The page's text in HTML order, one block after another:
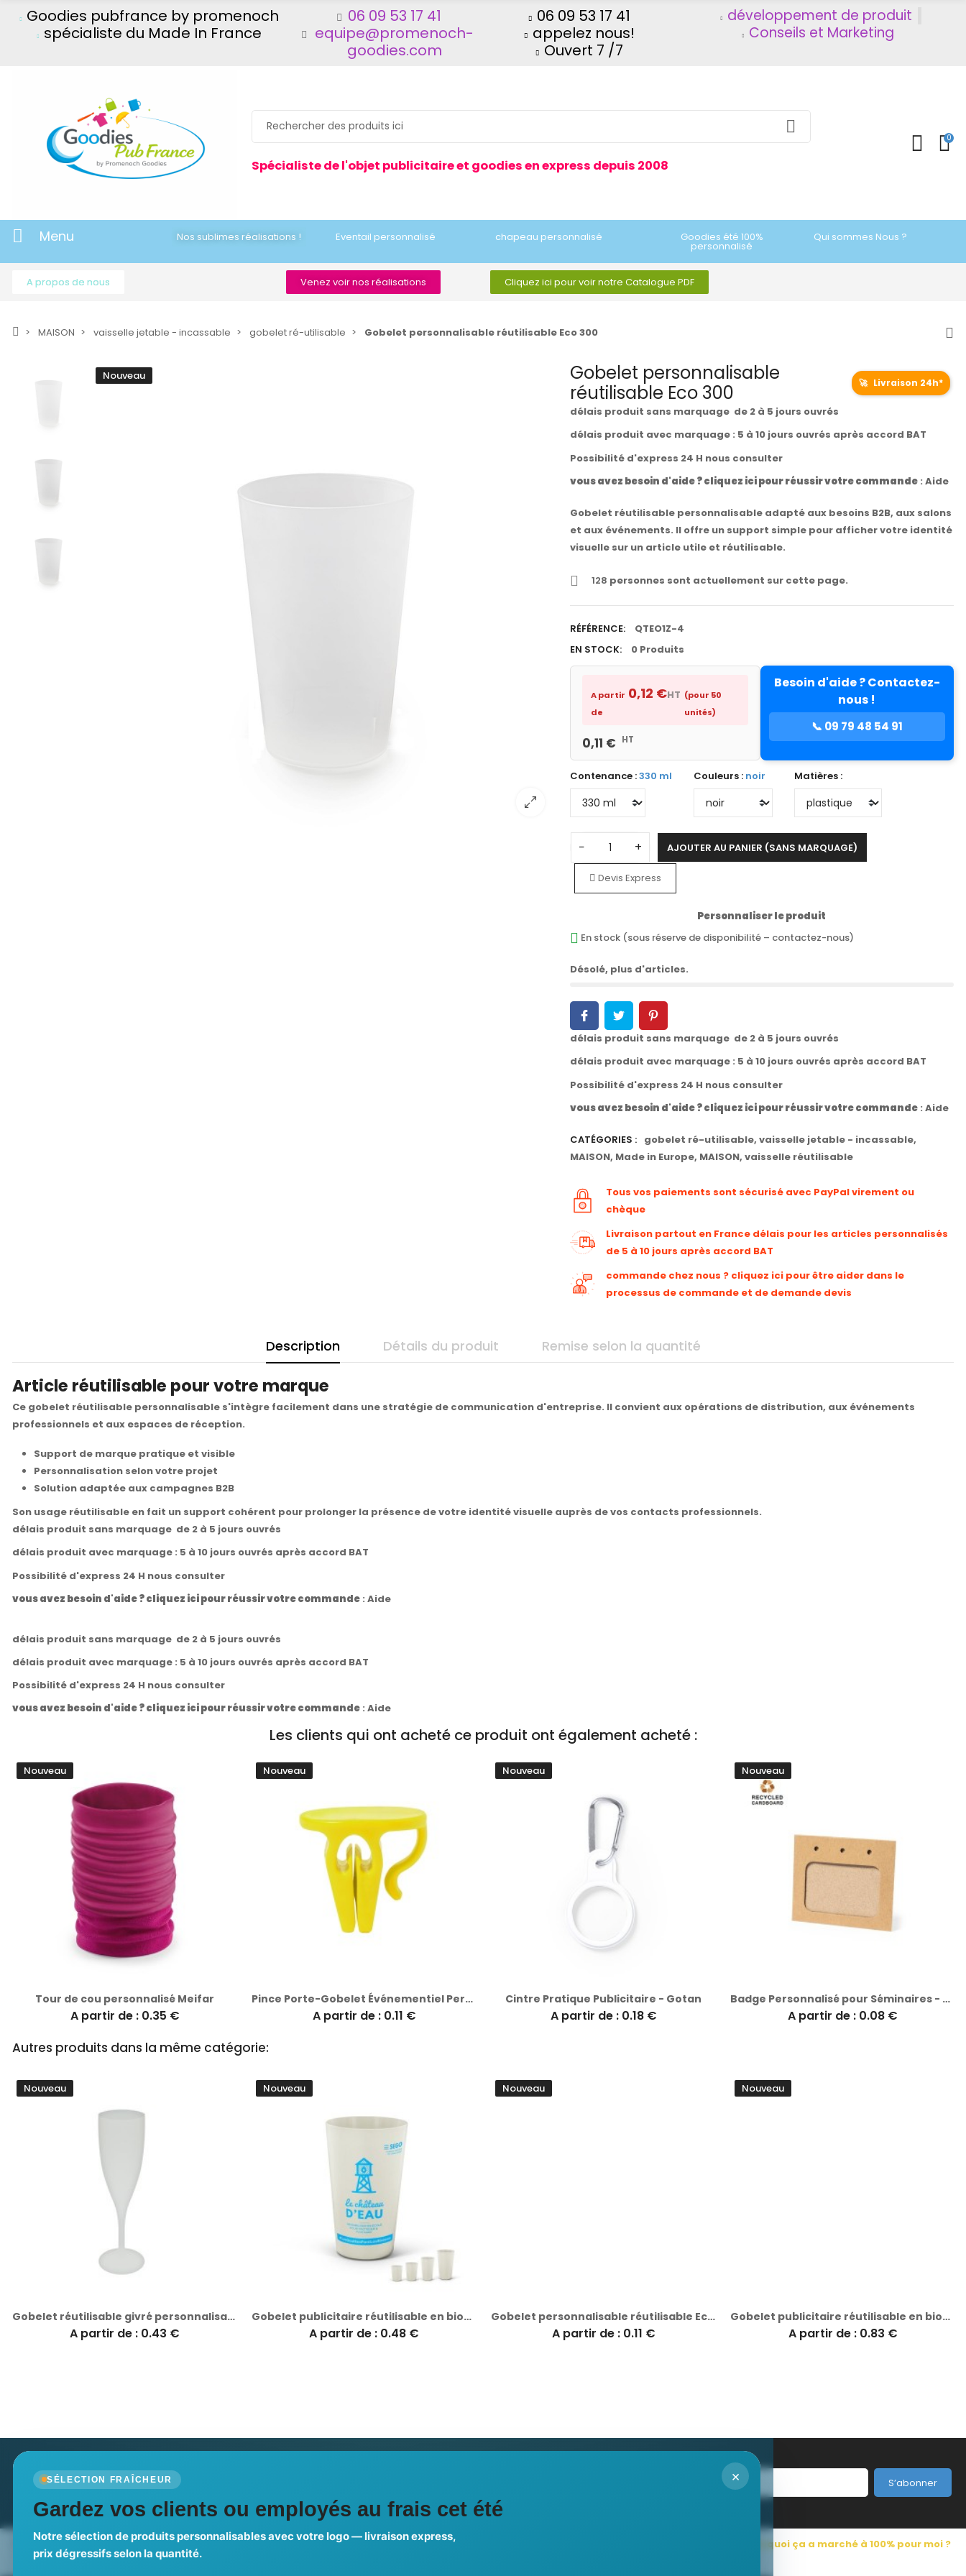
Goodies pubfrance by promenoch
spécialiste du Made In France
06 09 53 17 41
equipe@promenoch-
goodies.com
06 09 53 17 41
appelez nous!
Ouvert 7 /7
développement de produit
Conseils et Marketing
Spécialiste de l'objet publicitaire et goodies en express depuis 2008
0
Menu Nos sublimes réalisations ! Eventail personnalisé chapeau personnalisé Goodies été 100%
personnalisé
Qui sommes Nous ?
A propos de nous Venez voir nos réalisations Cliquez ici pour voir notre Catalogue PDF
MAISON vaisselle jetable - incassable gobelet ré-utilisable Gobelet personnalisable réutilisable Eco 300
Nouveau
Gobelet personnalisable
réutilisable Eco 300
🚀 Livraison 24h*
délais produit sans marquage de 2 à 5 jours ouvrés
délais produit avec marquage : 5 à 10 jours ouvrés après accord BAT
Possibilité d'express 24 H nous consulter
vous avez besoin d'aide ? cliquez ici pour réussir votre commande: Aide
Gobelet réutilisable personnalisable adapté aux besoins B2B, aux salons
et aux événements. Il offre un support simple pour afficher votre identité
visuelle sur un article utile et réutilisable.
128 personnes sont actuellement sur cette page.
RÉFÉRENCE:
QTEO1Z-4
EN STOCK:
0 Produits
A partir
de
0,12 €HT (pour 50
unités)
0,11 € HT
Besoin d'aide ? Contactez-
nous !
📞 09 79 48 54 91
Contenance :330 ml Couleurs : noir Matières :
− + AJOUTER AU PANIER (SANS MARQUAGE)
Devis Express
Personnaliser le produit
En stock (sous réserve de disponibilité – contactez-nous)
Désolé, plus d'articles.
délais produit sans marquage de 2 à 5 jours ouvrés
délais produit avec marquage : 5 à 10 jours ouvrés après accord BAT
Possibilité d'express 24 H nous consulter
vous avez besoin d'aide ? cliquez ici pour réussir votre commande: Aide
CATÉGORIES : gobelet ré-utilisable, vaisselle jetable - incassable,
MAISON, Made in Europe, MAISON, vaisselle réutilisable
Tous vos paiements sont sécurisé avec PayPal virement ou
chèque
Livraison partout en France délais pour les articles personnalisés
de 5 à 10 jours après accord BAT
commande chez nous ? cliquez ici pour être aider dans le
processus de commande et de demande devis
Description Détails du produit Remise selon la quantité
Article réutilisable pour votre marque
Ce gobelet réutilisable personnalisable s'intègre facilement dans une stratégie de communication d'entreprise. Il convient aux opérations de distribution, aux événements
professionnels et aux espaces de réception.
Support de marque pratique et visible
Personnalisation selon votre projet
Solution adaptée aux campagnes B2B
Son usage réutilisable en fait un support cohérent pour prolonger la présence de votre identité visuelle auprès de vos contacts professionnels.
délais produit sans marquage de 2 à 5 jours ouvrés
délais produit avec marquage : 5 à 10 jours ouvrés après accord BAT
Possibilité d'express 24 H nous consulter
vous avez besoin d'aide ? cliquez ici pour réussir votre commande : Aide
délais produit sans marquage de 2 à 5 jours ouvrés
délais produit avec marquage : 5 à 10 jours ouvrés après accord BAT
Possibilité d'express 24 H nous consulter
vous avez besoin d'aide ? cliquez ici pour réussir votre commande : Aide
Les clients qui ont acheté ce produit ont également acheté :
Nouveau
Tour de cou personnalisé Meifar
A partir de : 0.35 €
Nouveau
Pince Porte-Gobelet Événementiel Personnalisée pas cher - Tusca
A partir de : 0.11 €
Nouveau
Cintre Pratique Publicitaire - Gotan
A partir de : 0.18 €
Nouveau
Badge Personnalisé pour Séminaires - Tures
A partir de : 0.08 €
Autres produits dans la même catégorie:
Nouveau
Gobelet réutilisable givré personnalisable éthique et
A partir de : 0.43 €
Nouveau
Gobelet publicitaire réutilisable en biocomposite 30 cl Ras Bord
A partir de : 0.48 €
Nouveau
Gobelet personnalisable réutilisable Eco 200
A partir de : 0.11 €
Nouveau
Gobelet publicitaire réutilisable en biocomposite 60 cl Ras Bord
A partir de : 0.83 €
×
SÉLECTION FRAÎCHEUR
Gardez vos clients ou employés au frais cet été
Notre sélection de produits personnalisables avec votre logo — livraison express,
prix dégressifs selon la quantité.
Newsletter
Recevez nos dernières nouvelles et nos offres spéciales
S’abonner
Nos expertises & accompagnement
global
Pourquoi nous choisir ? Pourquoi ça a marché à 100% pour moi ?